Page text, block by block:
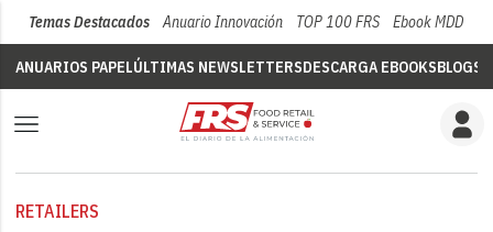
Temas Destacados Anuario Innovación TOP 100 FRS Ebook MDD
ANUARIOS PAPELÚLTIMAS NEWSLETTERSDESCARGA EBOOKSBLOGS
RETAILERS